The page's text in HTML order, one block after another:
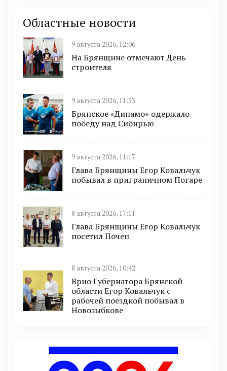
Областные новости
9 августа 2026, 12:06
На Брянщине отмечают День
строителя
9 августа 2026, 11:33
Брянское «Динамо» одержало
победу над Сибирью
9 августа 2026, 11:17
Глава Брянщины Егор Ковальчук
побывал в приграничном Погаре
8 августа 2026, 17:11
Глава Брянщины Егор Ковальчук
посетил Почеп
8 августа 2026, 10:42
Врио Губернатора Брянской
области Егор Ковальчук с
рабочей поездкой побывал в
Новозыбкове